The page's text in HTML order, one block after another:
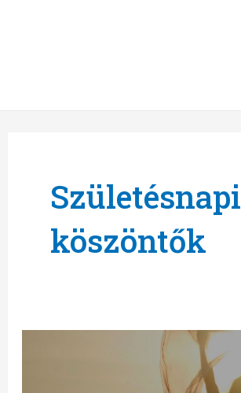
Születésnapi
köszöntők